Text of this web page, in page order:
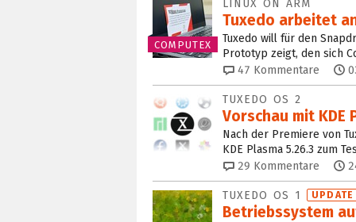
COMPUTEX
LINUX ON ARM
Tuxedo arbeitet
Tuxedo will für den
Prototyp zeigt, den sich
47 Kommentare
TUXEDO OS 2
Vorschau mit KDE
Nach der Premiere von
KDE Plasma 5.26.3 zum
29 Kommentare
TUXEDO OS 1
Betriebssystem